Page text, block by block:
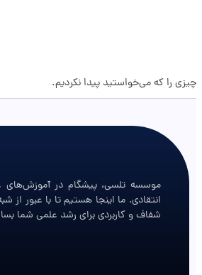
چیزی را که می‌خواستید پیدا نکردیم.
موسسه تلسی، پیشگام در آموزش‌های
انتقادی. ما اینجا هستیم تا با عبور از
شفاف و کاربردی برای رشد علمی شما